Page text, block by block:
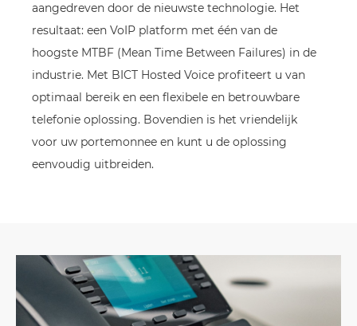
aangedreven door de nieuwste technologie. Het
resultaat: een VoIP platform met één van de
hoogste MTBF (Mean Time Between Failures) in de
industrie. Met BICT Hosted Voice profiteert u van
optimaal bereik en een flexibele en betrouwbare
telefonie oplossing. Bovendien is het vriendelijk
voor uw portemonnee en kunt u de oplossing
eenvoudig uitbreiden.